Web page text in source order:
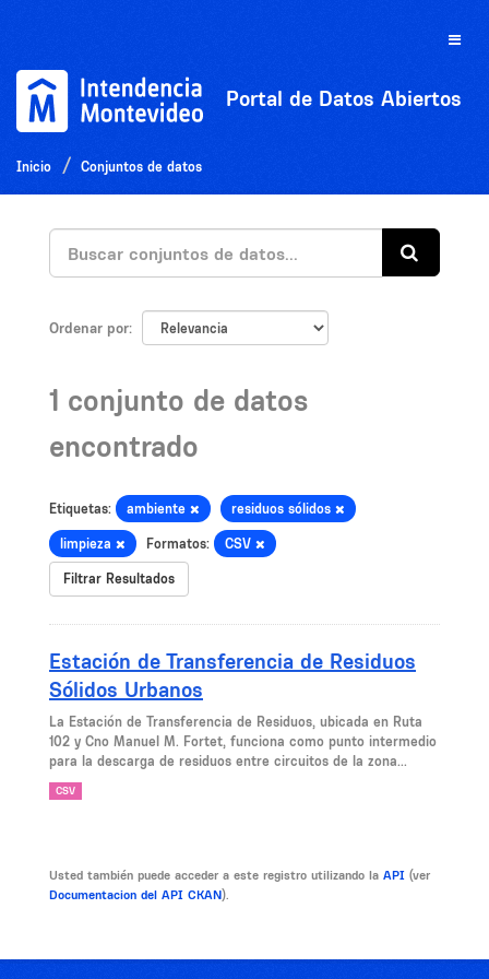
Toggle
Portal de Datos Abiertos
Inicio Conjuntos de datos
Ordenar por
1 conjunto de datos
encontrado
Etiquetas: ambiente residuos sólidos
limpieza Formatos: CSV
Filtrar Resultados
Estación de Transferencia de Residuos
Sólidos Urbanos
La Estación de Transferencia de Residuos, ubicada en Ruta
102 y Cno Manuel M. Fortet, funciona como punto intermedio
para la descarga de residuos entre circuitos de la zona...
CSV
Usted también puede acceder a este registro utilizando la API (ver
Documentacion del API CKAN).